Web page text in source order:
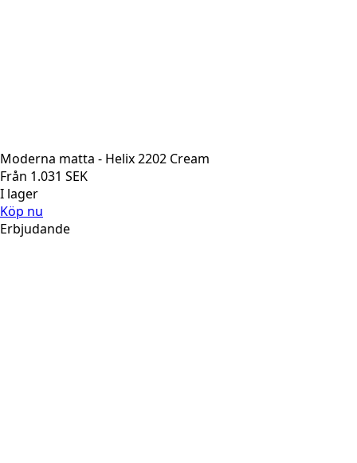
Moderna matta - Helix 2202 Cream
Från 1.031 SEK
I lager
Köp nu
Erbjudande